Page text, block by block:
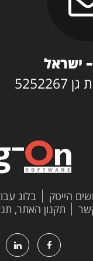
ישראל
הייטק בלוג
תקנון האתר,